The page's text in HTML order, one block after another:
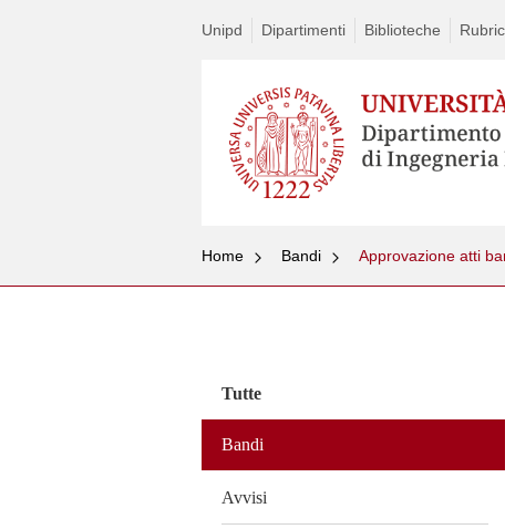
Unipd Dipartimenti Biblioteche
Home Bandi Approvazione atti
Tutte
Bandi
Avvisi